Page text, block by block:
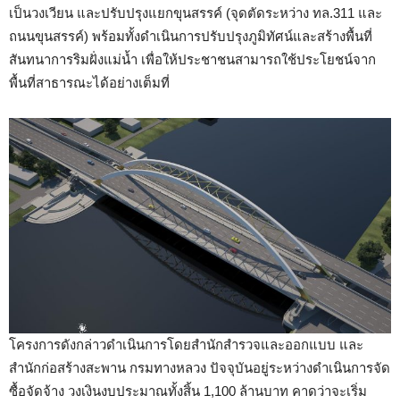
เป็นวงเวียน และปรับปรุงแยกขุนสรรค์ (จุดตัดระหว่าง ทล.311 และ
ถนนขุนสรรค์) พร้อมทั้งดำเนินการปรับปรุงภูมิทัศน์และสร้างพื้นที่
สันทนาการริมฝั่งแม่น้ำ เพื่อให้ประชาชนสามารถใช้ประโยชน์จาก
พื้นที่สาธารณะได้อย่างเต็มที่
โครงการดังกล่าวดำเนินการโดยสำนักสำรวจและออกแบบ และ
สำนักก่อสร้างสะพาน กรมทางหลวง ปัจจุบันอยู่ระหว่างดำเนินการจัด
ซื้อจัดจ้าง วงเงินงบประมาณทั้งสิ้น 1,100 ล้านบาท คาดว่าจะเริ่ม